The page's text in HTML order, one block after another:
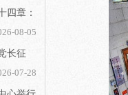
四章：
08-05
长征
07-28